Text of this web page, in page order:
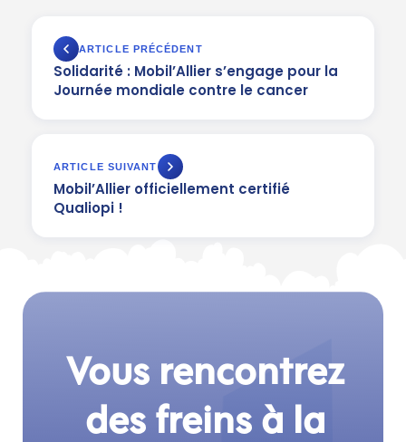
ARTICLE PRÉCÉDENT
Solidarité : Mobil’Allier s’engage pour la
Journée mondiale contre le cancer
ARTICLE SUIVANT
Mobil’Allier officiellement certifié
Qualiopi !
Vous rencontrez
des freins à la